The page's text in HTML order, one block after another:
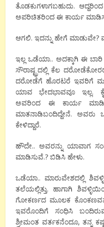
ತೊಡಕುಗಳಾಗಬಹುದು.
ಅಪರಿಚಿತರಿಂದ ಈ ಕಾರ್ಯ
ಆಗಲಿ. ಇದನ್ನು ಹೇಗೆ ಮಾಡುವೇ?
ಇಲ್ಲ ಒಡೆಯಾ.. ಅದಕ್ಕಾಗಿ ಈ ಬಾರಿ
ಸೌರಾಷ್ಟ್ರದಲ್ಲಿ ಕೆಲ
ದರೋಡೆಗೆ ಹೊರಟರೆ ಇವರಿಗೆ
ಯಾವ ಭೇದಭಾವವೂ ಇಲ್ಲ.
ಅವರಿಂದ ಈ ಕಾರ್ಯ
ಮಾತನಾಡಿಬಂದಿದ್ದೇನೆ. ಅವರು
ಕೇಳಿದ್ದಾರೆ.
ಹೌದೇ.. ಅವರನ್ನು ಯಾವಾಗ
ಮಾಡಿಸುವೆ.? ಬಿಡಿಸಿ ಹೇಳು.
ಒಡೆಯಾ.. ಮಾರುವೇಶದಲ್ಲಿ
ತಲೆಯಲ್ಲಿತ್ತು. ಹಾಗಾಗಿ
ಗೋಕರ್ಣದ ಮೂಲಕ
ಇವರೊಂದಿಗೆ ಸಂಧಿಸಿ
ಶ್ರೀಮಂತ ವರ್ತಕನೆಂದೂ, ತನ್ನ